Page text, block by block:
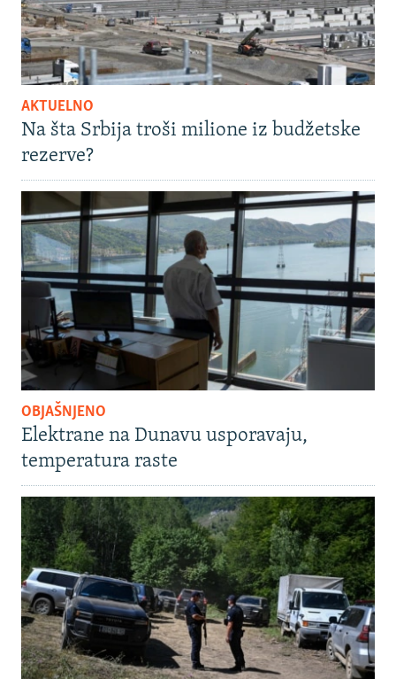
AKTUELNO
Na šta Srbija troši milione iz budžetske
rezerve?
OBJAŠNJENO
Elektrane na Dunavu usporavaju,
temperatura raste